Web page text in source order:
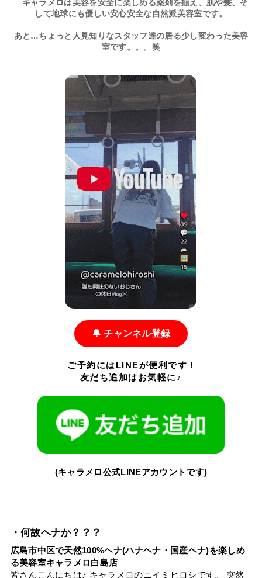
キャラメロは美容を安全に楽しめる薬剤を揃え、肌や髪、そ
して地球にも優しい安心安全な自然派美容室です。
あと…ちょっと人見知りなスタッフ達の居る少し変わった美容
室です。。。笑
🔔 チャンネル登録
ご予約にはLINEが便利です！
友だち追加はお気軽に♪
(キャラメロ公式LINEアカウントです)
・何故ヘナか？？？
広島市中区で天然100%ヘナ(ハナヘナ・国産ヘナ)を楽しめ
る美容室キャラメロ白島店
皆さんこんにちは♪ キャラメロのニイミヒロシです。 突然